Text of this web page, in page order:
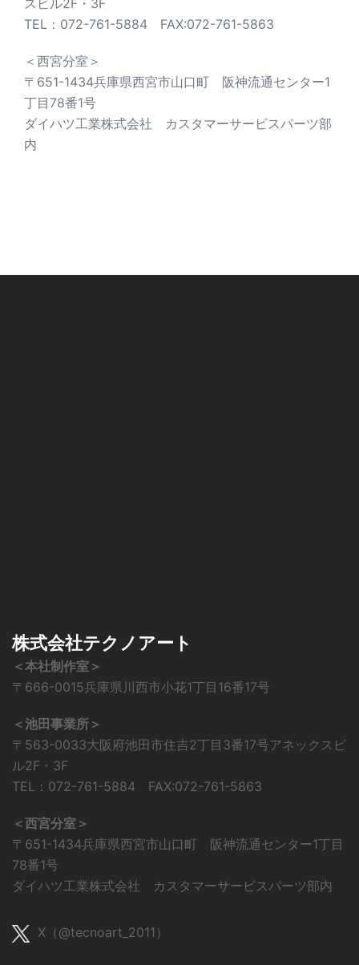
スビル2F・3F
TEL：072-761-5884 FAX:072-761-5863
＜西宮分室＞
〒651-1434兵庫県西宮市山口町 阪神流通センター1
丁目78番1号
ダイハツ工業株式会社 カスタマーサービスパーツ部
内
株式会社テクノアート
＜本社制作室＞
〒666-0015兵庫県川西市小花1丁目16番17号
＜池田事業所＞
〒563-0033大阪府池田市住吉2丁目3番17号アネックスビ
ル2F・3F
TEL：072-761-5884 FAX:072-761-5863
＜西宮分室＞
〒651-1434兵庫県西宮市山口町 阪神流通センター1丁目
78番1号
ダイハツ工業株式会社 カスタマーサービスパーツ部内
X（@tecnoart_2011）